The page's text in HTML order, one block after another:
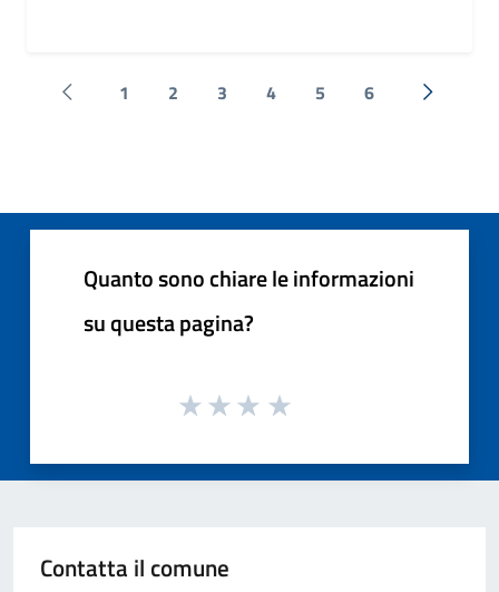
Pagina precedente
1 2 3 4 5 6
Quanto sono chiare le informazioni
su questa pagina?
Contatta il comune